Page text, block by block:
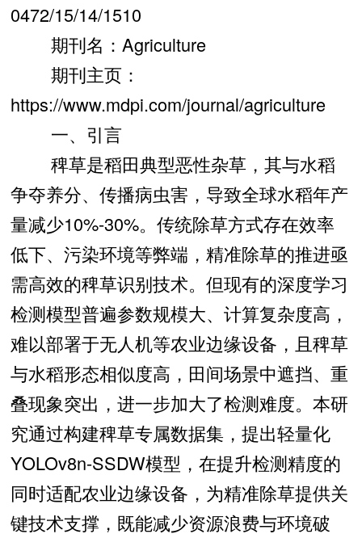
0472/15/14/1510
期刊名：Agriculture
期刊主页：
https://www.mdpi.com/journal/agriculture
一、引言
稗草是稻田典型恶性杂草，其与水稻
争夺养分、传播病虫害，导致全球水稻年产
量减少10%-30%。传统除草方式存在效率
低下、污染环境等弊端，精准除草的推进亟
需高效的稗草识别技术。但现有的深度学习
检测模型普遍参数规模大、计算复杂度高，
难以部署于无人机等农业边缘设备，且稗草
与水稻形态相似度高，田间场景中遮挡、重
叠现象突出，进一步加大了检测难度。本研
究通过构建稗草专属数据集，提出轻量化
YOLOv8n-SSDW模型，在提升检测精度的
同时适配农业边缘设备，为精准除草提供关
键技术支撑，既能减少资源浪费与环境破